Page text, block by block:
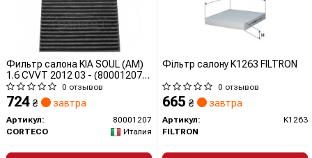
Фильтр салона KIA SOUL (AM)
1.6 CVVT 2012 03 - (80001207)
Corteco
0 отзывов
724 ₴ завтра
Артикул:
80001207
CORTECO
Италия
Фільтр салону K1263 FILTRON
0 отзывов
665 ₴ завтра
Артикул:
K1263
FILTRON